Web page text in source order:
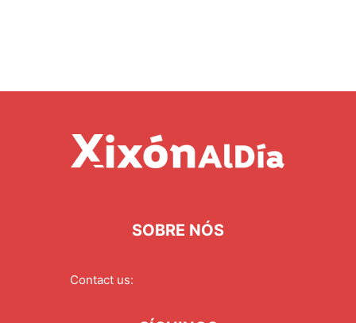
SOBRE NÓS
Contact us: